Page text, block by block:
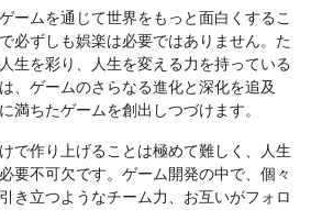
ームを通じて世界をもっと面白くするこ
必ずしも娯楽は必要ではありません。た
生を彩り、人生を変える力を持っている
、ゲームのさらなる進化と深化を追及
満ちたゲームを創出しつづけます。
で作り上げることは極めて難しく、人生
要不可欠です。ゲーム開発の中で、個々
き立つようなチーム力、お互いがフォロ